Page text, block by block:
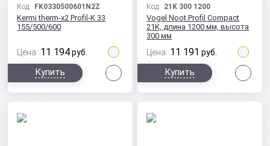
Код: FK0330500601N2Z
Kermi therm-x2 Profil-K 33
155/500/600
Цена: 11 194 руб.
Купить
Код: 21K 300 1200
Vogel Noot Profil Compact
21K, длина 1200 мм, высота
300 мм
Цена: 11 191 руб.
Купить